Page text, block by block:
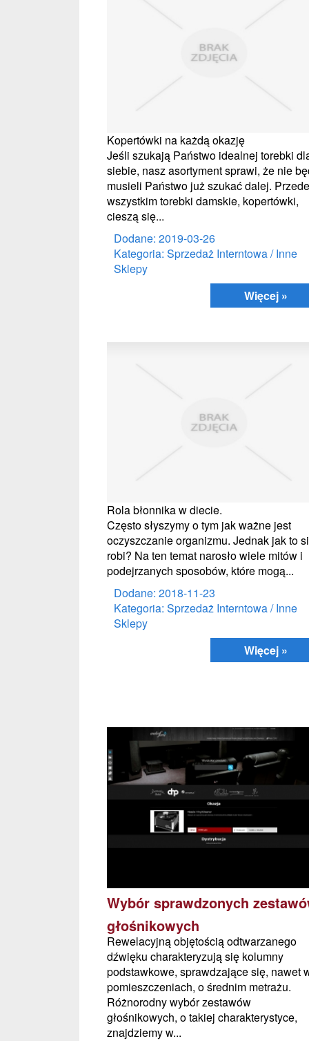
Kopertówki na każdą okazję
Jeśli szukają Państwo idealnej torebki
siebie, nasz asortyment sprawi, że nie
musieli Państwo już szukać dalej. Przede
wszystkim torebki damskie, kopertówki,
cieszą się...
Dodane: 2019-03-26
Kategoria: Sprzedaż Interntowa / Inne
Sklepy
Więcej »
Rola błonnika w diecie.
Często słyszymy o tym jak ważne jest
oczyszczanie organizmu. Jednak jak to
robi? Na ten temat narosło wiele mitów i
podejrzanych sposobów, które mogą...
Dodane: 2018-11-23
Kategoria: Sprzedaż Interntowa / Inne
Sklepy
Więcej »
Wybór sprawdzonych
głośnikowych
Rewelacyjną objętością odtwarzanego
dźwięku charakteryzują się kolumny
podstawkowe, sprawdzające się, nawet
pomieszczeniach, o średnim metrażu.
Różnorodny wybór zestawów
głośnikowych, o takiej charakterystyce,
znajdziemy w...